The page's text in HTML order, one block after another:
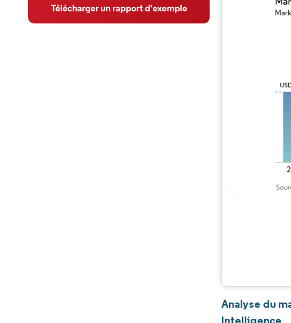
Tendances et perspectives
Analyse du
Intelligence